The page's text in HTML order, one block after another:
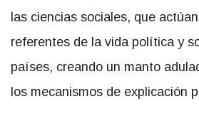
las ciencias sociales, que
referentes de la vida política y
países, creando un manto
los mecanismos de explicación